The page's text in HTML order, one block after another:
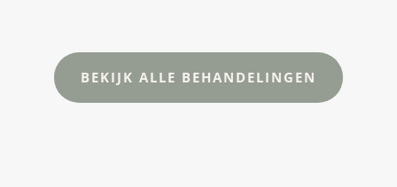
BEKIJK ALLE BEHANDELINGEN